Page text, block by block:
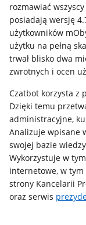
rozmawiać
posiadają wersję
użytkowników
użytku na pełną
trwał blisko dwa
zwrotnych i ocen
Czatbot korzysta z
Dzięki temu
administracyjne,
Analizuje wpisane
swojej bazie
Wykorzystuje w
internetowe, w
strony Kancelarii
oraz serwis